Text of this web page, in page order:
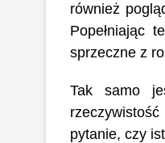
również
Popełniając
sprzeczne z
Tak samo
pytanie, czy